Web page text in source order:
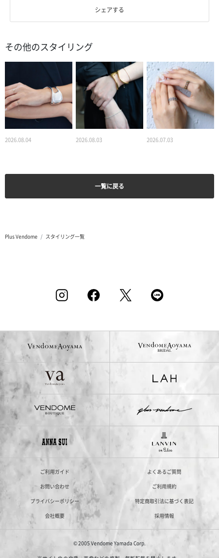
シェアする
その他のスタイリング
2026.08.04 2026.08.03 2026.07.03
一覧に戻る
Plus Vendome スタイリング一覧
ご利用ガイド
よくあるご質問
お問い合わせ
ご利用規約
プライバシーポリシー
特定商取引法に基づく表記
会社概要
採用情報
© 2005 Vendome Yamada Corp.